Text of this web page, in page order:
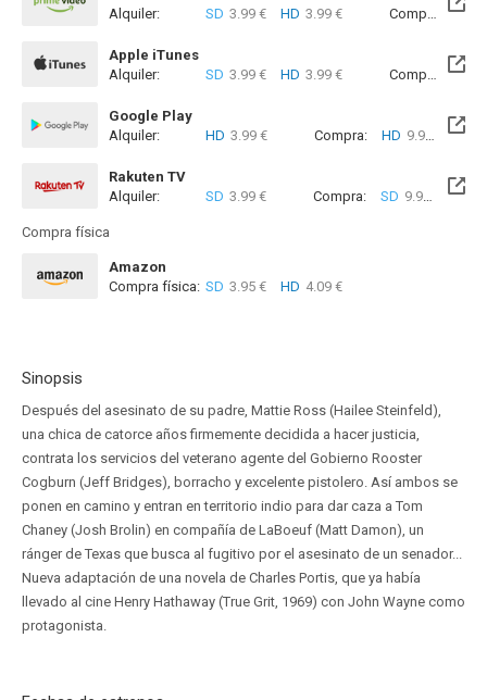
Alquiler:
SD 3.99 € HD 3.99 € Compra: SD
Apple iTunes
Alquiler:
SD 3.99 € HD 3.99 € Compra: SD
Google Play
Alquiler:
HD 3.99 € Compra: HD 9.99 €
Rakuten TV
Alquiler:
SD 3.99 € Compra: SD 9.99 €
Compra física
Amazon
Compra física: SD 3.95 € HD 4.09 €
Sinopsis
Después del asesinato de su padre, Mattie Ross (Hailee Steinfeld),
una chica de catorce años firmemente decidida a hacer justicia,
contrata los servicios del veterano agente del Gobierno Rooster
Cogburn (Jeff Bridges), borracho y excelente pistolero. Así ambos se
ponen en camino y entran en territorio indio para dar caza a Tom
Chaney (Josh Brolin) en compañía de LaBoeuf (Matt Damon), un
ránger de Texas que busca al fugitivo por el asesinato de un senador...
Nueva adaptación de una novela de Charles Portis, que ya había
llevado al cine Henry Hathaway (True Grit, 1969) con John Wayne como
protagonista.